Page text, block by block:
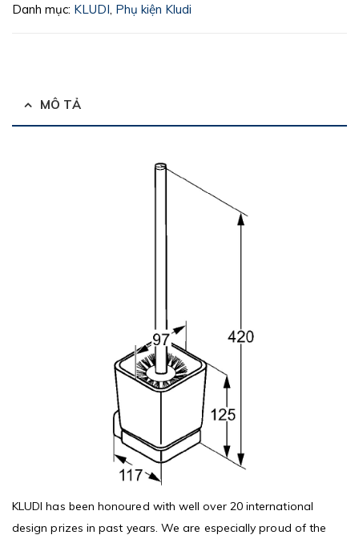
Danh mục: KLUDI Phụ kiện Kludi
MÔ TẢ
KLUDI has been honoured with well over 20 international
design prizes in past years. We are especially proud of the